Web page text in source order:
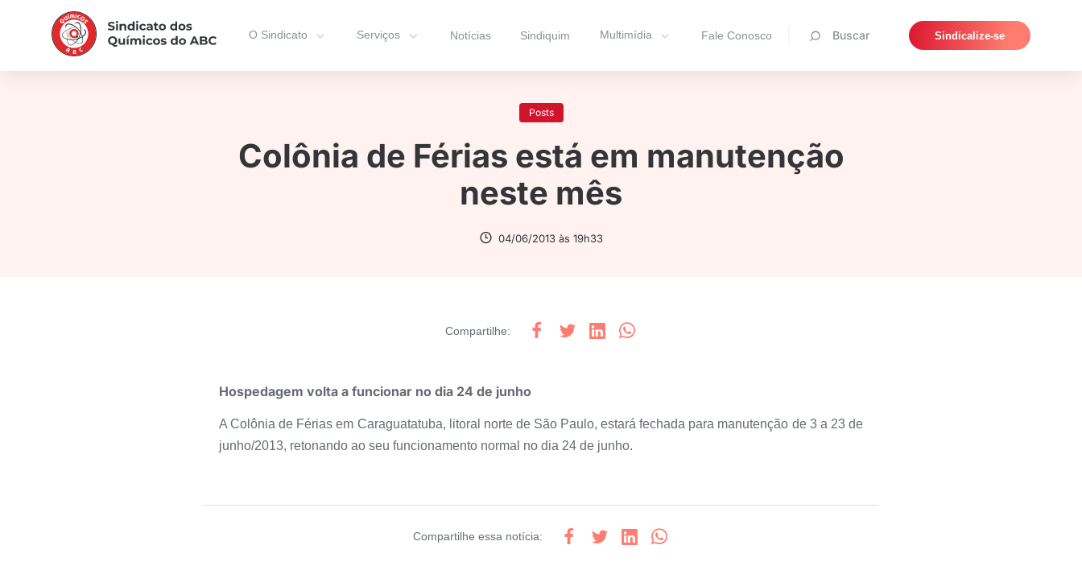
O Sindicato Serviços Notícias Sindiquim Multimídia Fale Conosco Buscar Sindicalize-se
Pesquisar
Posts
Colônia de Férias está em manutenção
neste mês
04/06/2013 às 19h33
Compartilhe:
Hospedagem volta a funcionar no dia 24 de junho
A Colônia de Férias em Caraguatatuba, litoral norte de São Paulo, estará fechada para manutenção de 3 a 23 de
junho/2013, retonando ao seu funcionamento normal no dia 24 de junho.
Compartilhe essa notícia: